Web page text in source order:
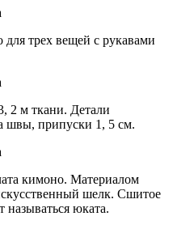
трех вещей с рукавами
2 м ткани. Детали
швы, припуски 1, 5 см.
кимоно. Материалом
шелк. Сшитое
называться юката.